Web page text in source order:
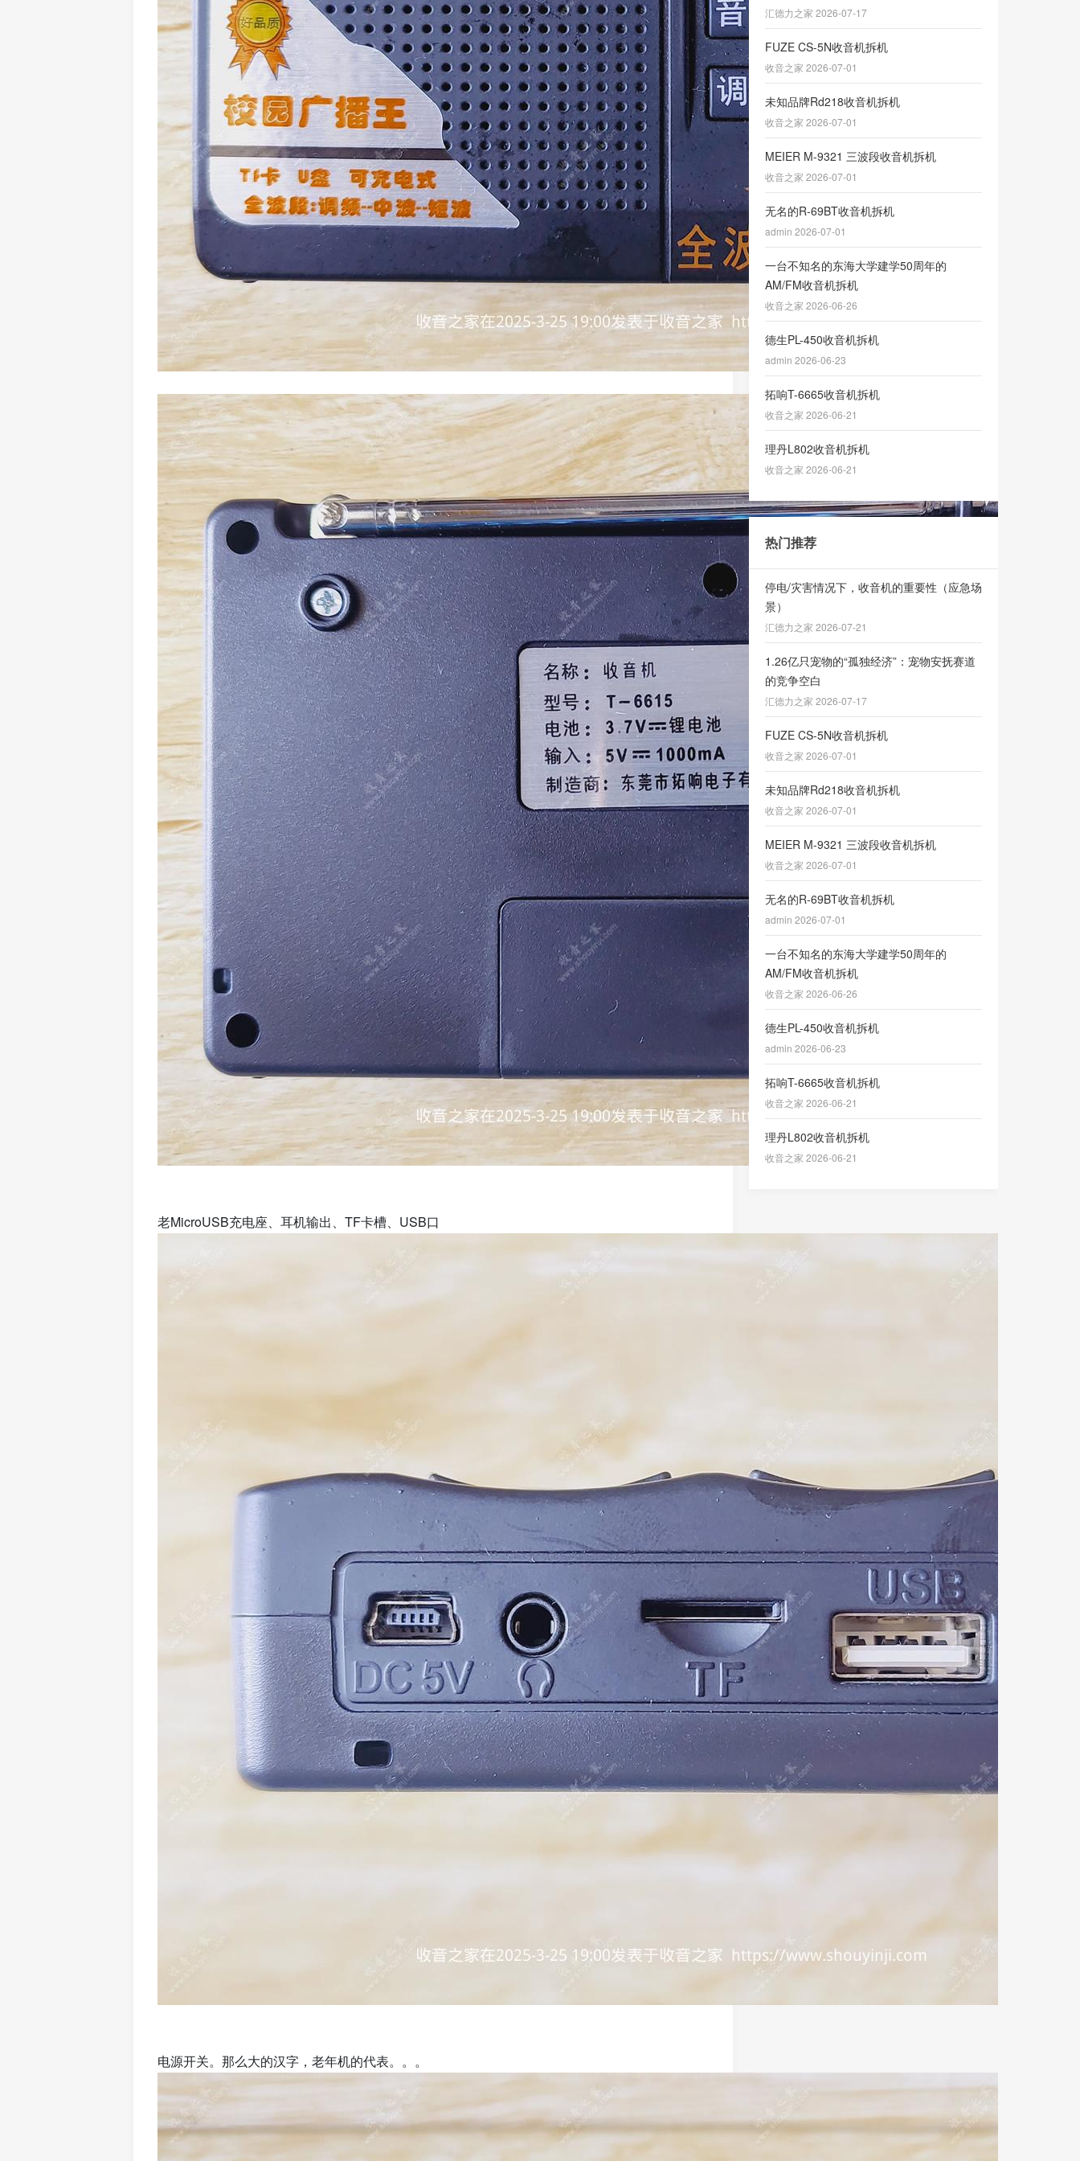
老MicroUSB充电座、耳机输出、TF卡槽、USB口
电源开关。那么大的汉字，老年机的代表。。。
汇德力之家 2026-07-17
FUZE CS-5N收音机拆机
收音之家 2026-07-01
未知品牌Rd218收音机拆机
收音之家 2026-07-01
MEIER M-9321 三波段收音机拆机
收音之家 2026-07-01
无名的R-69BT收音机拆机
admin 2026-07-01
一台不知名的东海大学建学50周年的
AM/FM收音机拆机
收音之家 2026-06-26
德生PL-450收音机拆机
admin 2026-06-23
拓响T-6665收音机拆机
收音之家 2026-06-21
理丹L802收音机拆机
收音之家 2026-06-21
热门推荐
停电/灾害情况下，收音机的重要性（应急场
景）
汇德力之家 2026-07-21
1.26亿只宠物的“孤独经济”：宠物安抚赛道
的竞争空白
汇德力之家 2026-07-17
FUZE CS-5N收音机拆机
收音之家 2026-07-01
未知品牌Rd218收音机拆机
收音之家 2026-07-01
MEIER M-9321 三波段收音机拆机
收音之家 2026-07-01
无名的R-69BT收音机拆机
admin 2026-07-01
一台不知名的东海大学建学50周年的
AM/FM收音机拆机
收音之家 2026-06-26
德生PL-450收音机拆机
admin 2026-06-23
拓响T-6665收音机拆机
收音之家 2026-06-21
理丹L802收音机拆机
收音之家 2026-06-21